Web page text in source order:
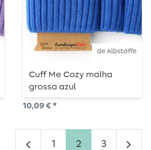
de Albstoffe
Cuff Me Cozy malha
grossa azul
10,09 € *
1 2 3